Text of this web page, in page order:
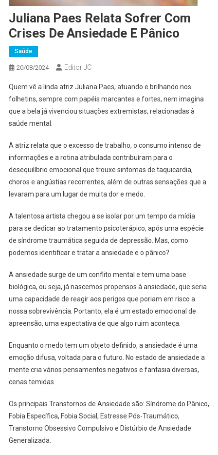
Juliana Paes Relata Sofrer Com
Crises De Ansiedade E Pânico
Saúde
20/08/2024 Editor JC
Quem vê a linda atriz Juliana Paes, atuando e brilhando nos
folhetins, sempre com papéis marcantes e fortes, nem imagina
que a bela já vivenciou situações extremistas, relacionadas à
saúde mental.
A atriz relata que o excesso de trabalho, o consumo intenso de
informações e a rotina atribulada contribuíram para o
desequilíbrio emocional que trouxe sintomas de taquicardia,
choros e angústias recorrentes, além de outras sensações que a
levaram para um lugar de muita dor e medo.
A talentosa artista chegou a se isolar por um tempo da mídia
para se dedicar ao tratamento psicoterápico, após uma espécie
de síndrome traumática seguida de depressão. Mas, como
podemos identificar e tratar a ansiedade e o pânico?
A ansiedade surge de um conflito mental e tem uma base
biológica, ou seja, já nascemos propensos à ansiedade, que seria
uma capacidade de reagir aos perigos que poriam em risco a
nossa sobrevivência. Portanto, ela é um estado emocional de
apreensão, uma expectativa de que algo ruim aconteça.
Enquanto o medo tem um objeto definido, a ansiedade é uma
emoção difusa, voltada para o futuro. No estado de ansiedade a
mente cria vários pensamentos negativos e fantasia diversas,
cenas temidas.
Os principais Transtornos de Ansiedade são: Síndrome do Pânico,
Fobia Específica, Fobia Social, Estresse Pós-Traumático,
Transtorno Obsessivo Compulsivo e Distúrbio de Ansiedade
Generalizada.